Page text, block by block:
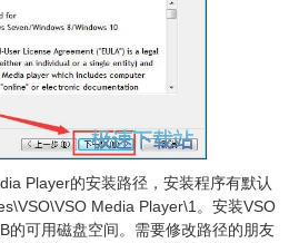
Player的安装路径，安装程序有默认
Media Player\1。安装VSO
的可用磁盘空间。需要修改路径的朋友